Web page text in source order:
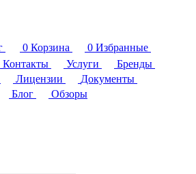
0 Корзина 0 Избранные
Контакты Услуги
Бренды
Лицензии
Документы
Блог
Обзоры